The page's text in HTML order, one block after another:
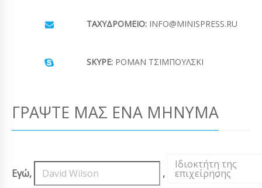
ΤΑΧΥΔΡΟΜΕΊΟ: INFO@MINISPRESS.RU
SKYPE: ΡΟΜΆΝ ΤΣΙΜΠΟΎΛΣΚΙ
ΓΡΆΨΤΕ ΜΑΣ ΈΝΑ ΜΉΝΥΜΑ
Εγώ, ,
Ιδιοκτήτη της
επιχείρησης
,